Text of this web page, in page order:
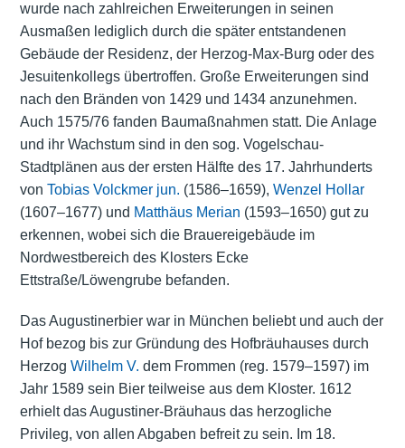
wurde nach zahlreichen Erweiterungen in seinen
Ausmaßen lediglich durch die später entstandenen
Gebäude der Residenz, der Herzog-Max-Burg oder des
Jesuitenkollegs übertroffen. Große Erweiterungen sind
nach den Bränden von 1429 und 1434 anzunehmen.
Auch 1575/76 fanden Baumaßnahmen statt. Die Anlage
und ihr Wachstum sind in den sog. Vogelschau-
Stadtplänen aus der ersten Hälfte des 17. Jahrhunderts
von Tobias Volckmer jun. (1586–1659), Wenzel Hollar
(1607–1677) und Matthäus Merian (1593–1650) gut zu
erkennen, wobei sich die Brauereigebäude im
Nordwestbereich des Klosters Ecke
Ettstraße/Löwengrube befanden.
Das Augustinerbier war in München beliebt und auch der
Hof bezog bis zur Gründung des Hofbräuhauses durch
Herzog Wilhelm V. dem Frommen (reg. 1579–1597) im
Jahr 1589 sein Bier teilweise aus dem Kloster. 1612
erhielt das Augustiner-Bräuhaus das herzogliche
Privileg, von allen Abgaben befreit zu sein. Im 18.